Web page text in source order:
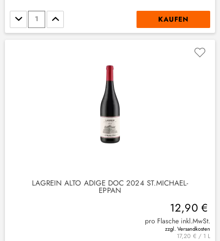
Stückzahl KAUFEN
LAGREIN ALTO ADIGE DOC 2024 ST.MICHAEL-
EPPAN
12,90 €
pro Flasche inkl.MwSt.
zzgl. Versandkosten
17,20 € / 1 L